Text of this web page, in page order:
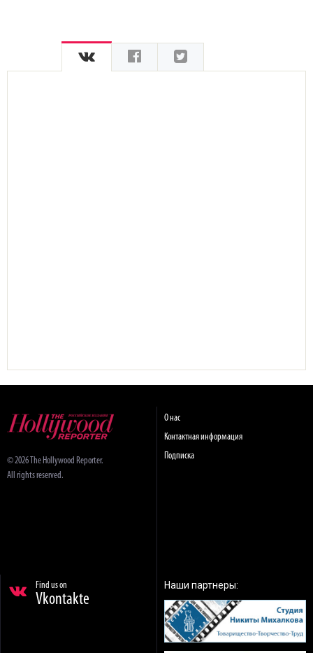
© 2026 The Hollywood Reporter.
All rights reserved.
О нас
Контактная информация
Подписка
Find us on
Vkontakte
Наши партнеры: